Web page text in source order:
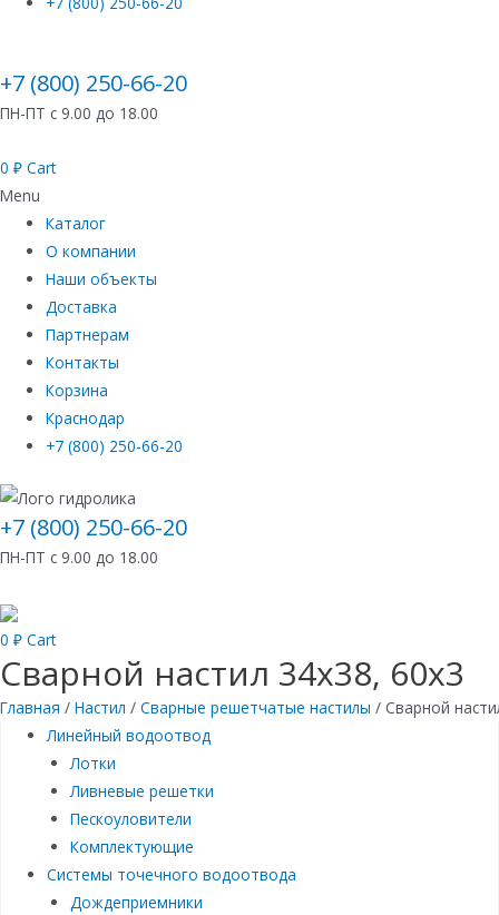
+7 (800) 250-66-20
ПН-ПТ с 9.00 до 18.00
0 ₽ Cart
Menu
Каталог
О компании
Наши объекты
Доставка
Партнерам
Контакты
Корзина
Краснодар
+7 (800) 250-66-20
+7 (800) 250-66-20
ПН-ПТ с 9.00 до 18.00
0 ₽ Cart
Сварной настил 34х38, 60х3
Главная / Настил / Сварные решетчатые настилы / Сварной
Линейный водоотвод
Лотки
Ливневые решетки
Пескоуловители
Комплектующие
Системы точечного водоотвода
Дождеприемники